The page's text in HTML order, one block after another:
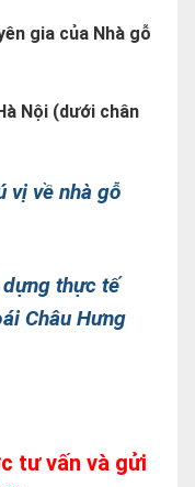
gia của Nhà gỗ
Nội (dưới chân
vị về nhà gỗ
thực tế
Châu Hưng
tư vấn và gửi